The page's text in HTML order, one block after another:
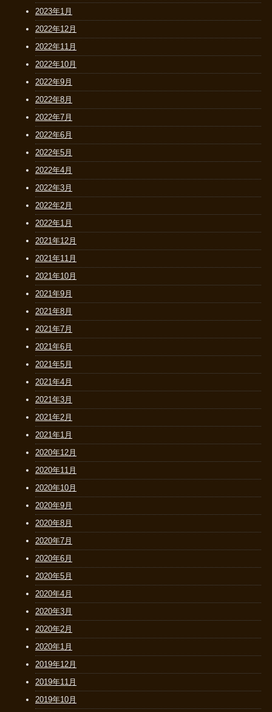
2023年1月
2022年12月
2022年11月
2022年10月
2022年9月
2022年8月
2022年7月
2022年6月
2022年5月
2022年4月
2022年3月
2022年2月
2022年1月
2021年12月
2021年11月
2021年10月
2021年9月
2021年8月
2021年7月
2021年6月
2021年5月
2021年4月
2021年3月
2021年2月
2021年1月
2020年12月
2020年11月
2020年10月
2020年9月
2020年8月
2020年7月
2020年6月
2020年5月
2020年4月
2020年3月
2020年2月
2020年1月
2019年12月
2019年11月
2019年10月